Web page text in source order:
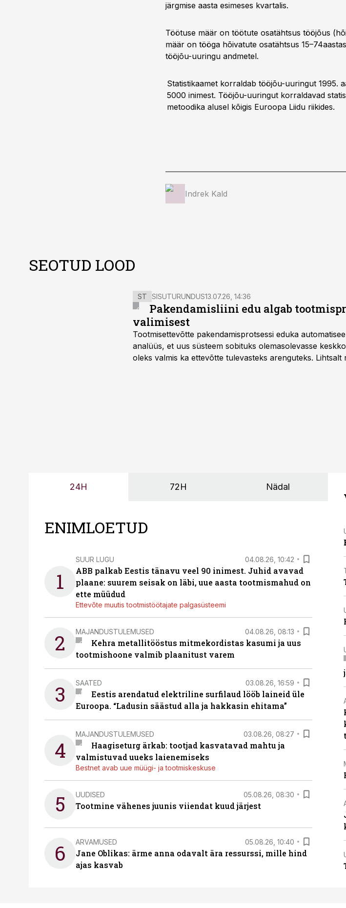
järgmise aasta esimeses kvartalis.
Töötuse määr on töötute osatähtsus tööjõus
määr on tööga hõivatute osatähtsus
tööjõu-uuringu andmetel.
Statistikaamet korraldab tööjõu-uuringut 1995.
5000 inimest. Tööjõu-uuringut korraldavad
metoodika alusel kõigis Euroopa Liidu riikides.
Indrek Kald
SEOTUD LOOD
ST SISUTURUNDUS13.07.26, 14:36
Pakendamisliini edu algab
valimisest
Tootmisettevõtte pakendamisprotsessi eduka
analüüs, et uus süsteem sobituks olemasolevasse
oleks valmis ka ettevõtte tulevasteks arenguteks.
24H 72H Nädal
ENIMLOETUD
1
SUUR LUGU 04.08.26, 10:42
ABB palkab Eestis tänavu veel 90 inimest. Juhid avavad
plaane: suurem seisak on läbi, uue aasta tootmismahud on
ette müüdud
Ettevõte muutis tootmistöötajate palgasüsteemi
2 MAJANDUSTULEMUSED 04.08.26, 08:13
Kehra metallitööstus mitmekordistas kasumi ja uus
tootmishoone valmib plaanitust varem
3 SAATED 03.08.26, 16:59
Eestis arendatud elektriline surfilaud lööb laineid üle
Euroopa. “Ladusin säästud alla ja hakkasin ehitama”
4
MAJANDUSTULEMUSED 03.08.26, 08:27
Haagiseturg ärkab: tootjad kasvatavad mahtu ja
valmistuvad uueks laienemiseks
Bestnet avab uue müügi- ja tootmiskeskuse
5 UUDISED 05.08.26, 08:30
Tootmine vähenes juunis viiendat kuud järjest
6 ARVAMUSED 05.08.26, 10:40
Jane Oblikas: ärme anna odavalt ära ressurssi, mille hind
ajas kasvab